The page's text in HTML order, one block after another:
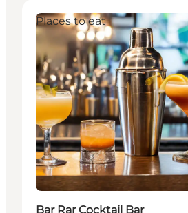
Places to eat
Bar Rar Cocktail Bar